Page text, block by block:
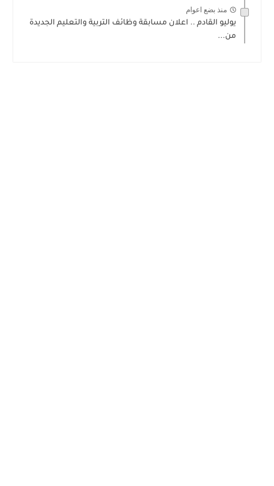
منذ بضع اعوام
يوليو القادم .. اعلان مسابقة وظائف التربية والتعليم الجديدة
من...